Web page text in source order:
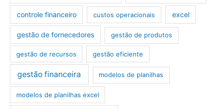
controle financeiro custos operacionais excel
gestão de fornecedores gestão de produtos
gestão de recursos gestão eficiente
gestão financeira modelos de planilhas
modelos de planilhas excel